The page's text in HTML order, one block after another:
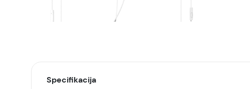
Specifikacija